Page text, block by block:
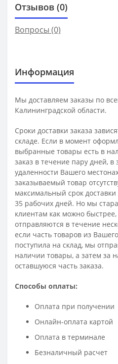
Отзывов (0)
Вопросы (0)
Информация
Мы доставляем заказы по
Калининградской области.
Сроки доставки заказа
складе. Если в момент
выбранные товары есть в
заказ в течение пару дней, в
удаленности Вашего
заказываемый товар
максимальный срок доставки
35 рабочих дней. Но мы
клиентам как можно
отправляются в течение
если часть товаров из
поступила на склад, мы
наличии товары, а затем за
оставшуюся часть заказа.
Способы оплаты:
Оплата при получении
Онлайн-оплата картой
Оплата в терминале
Безналичный расчет